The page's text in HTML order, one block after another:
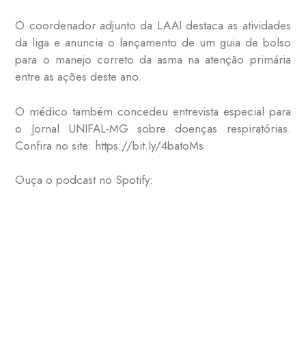
O coordenador adjunto da LAAI destaca as atividades
da liga e anuncia o lançamento de um guia de bolso
para o manejo correto da asma na atenção primária
entre as ações deste ano.
O médico também concedeu entrevista especial para
o Jornal UNIFAL-MG sobre doenças respiratórias.
Confira no site: https://bit.ly/4batoMs
Ouça o podcast no Spotify: